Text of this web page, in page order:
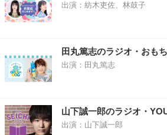
出演：紡木吏佐、林鼓子
田丸篤志のラジオ・おも
出演：田丸篤志
山下誠一郎のラジオ・
出演：山下誠一郎